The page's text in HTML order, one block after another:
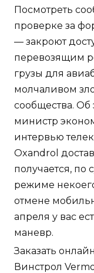
Посмотреть
проверке за
— закроют
перевозящим
грузы для
молчаливом
сообщества. Об
министр
интервью
Oxandrol
получается, по
режиме
отмене
апреля у вас
маневр.
Заказать
Винстрол